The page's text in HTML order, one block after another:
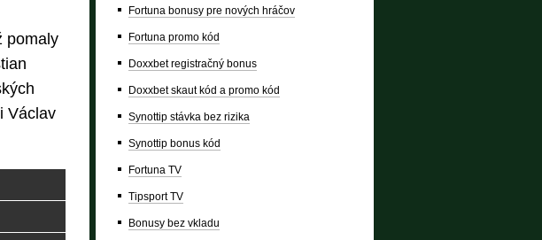
pomaly
Václav
Fortuna bonusy pre nových hráčov
Fortuna promo kód
Doxxbet registračný bonus
Doxxbet skaut kód a promo kód
Synottip stávka bez rizika
Synottip bonus kód
Fortuna TV
Tipsport TV
Bonusy bez vkladu